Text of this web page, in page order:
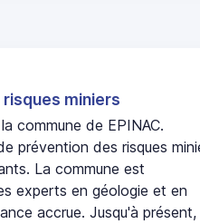
miniers
commune de EPINAC.
prévention des risques
La commune est
experts en géologie et en
accrue. Jusqu'à présent,